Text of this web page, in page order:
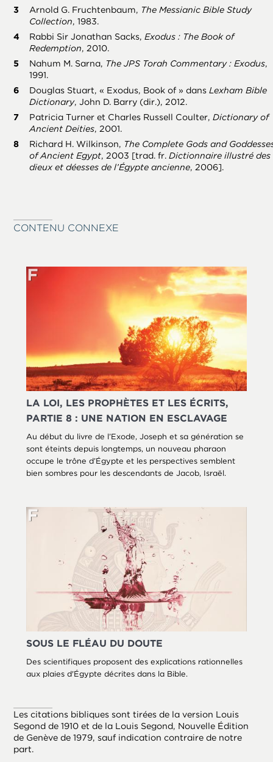
Arnold G. Fruchtenbaum, The Messianic Bible Study
Collection, 1983.
Rabbi Sir Jonathan Sacks, Exodus : The Book of
Redemption, 2010.
Nahum M. Sarna, The JPS Torah Commentary : Exodus,
1991.
Douglas Stuart, « Exodus, Book of » dans Lexham Bible
Dictionary, John D. Barry (dir.), 2012.
Patricia Turner et Charles Russell Coulter, Dictionary of
Ancient Deities, 2001.
Richard H. Wilkinson, The Complete Gods and
of Ancient Egypt, 2003 [trad. fr. Dictionnaire illustré des
dieux et déesses de l’Égypte ancienne, 2006].
CONTENU CONNEXE
LA LOI, LES PROPHÈTES ET LES ÉCRITS,
PARTIE 8 : UNE NATION EN ESCLAVAGE
Au début du livre de l’Exode, Joseph et sa génération se
sont éteints depuis longtemps, un nouveau pharaon
occupe le trône d’Égypte et les perspectives semblent
bien sombres pour les descendants de Jacob, Israël.
SOUS LE FLÉAU DU DOUTE
Des scientifiques proposent des explications rationnelles
aux plaies d'Égypte décrites dans la Bible.
Les citations bibliques sont tirées de la version Louis
Segond de 1910 et de la Louis Segond, Nouvelle Édition
de Genève de 1979, sauf indication contraire de notre
part.